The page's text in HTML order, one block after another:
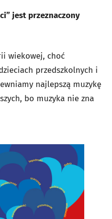
jest przeznaczony
wiekowej, choć
przedszkolnych i
najlepszą muzykę
bo muzyka nie zna